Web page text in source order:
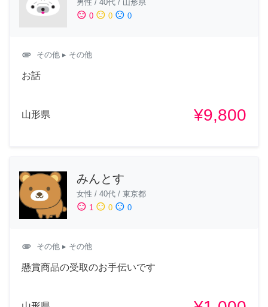
男性 / 40代 / 山形県
sentiment_satisfied 0 sentiment_neutral 0 sentiment_dissatisfied 0
attachment その他 ▸ その他
お話
山形県 ¥9,800
みんとす
女性 / 40代 / 東京都
sentiment_satisfied 1 sentiment_neutral 0 sentiment_dissatisfied 0
attachment その他 ▸ その他
懸賞商品の受取のお手伝いです